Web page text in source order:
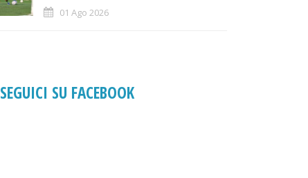
01 Ago 2026
SEGUICI SU FACEBOOK